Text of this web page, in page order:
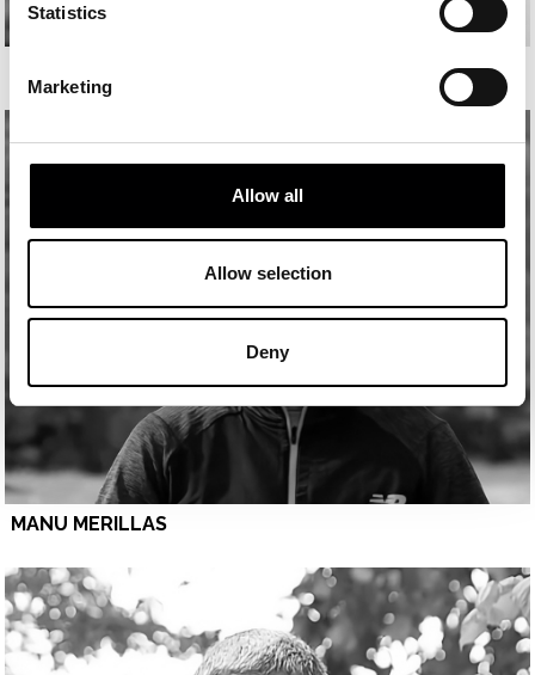
Statistics
Marketing
Allow all
Allow selection
Deny
MANU MERILLAS